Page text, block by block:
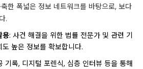
한 폭넓은 정보 네트워크를 바탕으로, 보다
.
용: 사건 해결을 위한 법률 전문가 및 관련 기
높은 정보를 확보합니다.
기록, 디지털 포렌식, 심층 인터뷰 등을 통해